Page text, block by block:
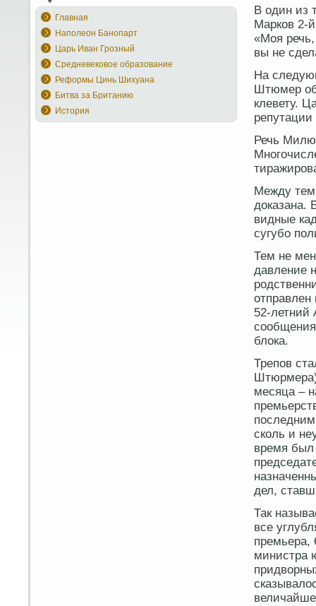
Главная
Наполеон Банопарт
Царь Иван Грозный
Средневековое образование
Реформы Цинь Шихуана
Битва за Британию
История
В один из
Марков 2-
«Моя
вы не
На
Штюмер
клевету.
Речь
Между
доказана.
видные
сугубо
Тем не
давление
отправлен
52-летний
блока.
Трепов
месяца –
сколь и
время
дел,
Так
все
премьера,
министра